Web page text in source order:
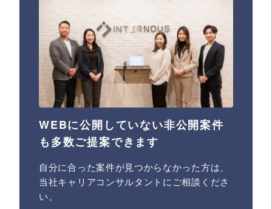
WEBに公開していない非公開案件
も多数ご提案できます
自分に合った案件が見つからなかった方は、
当社キャリアコンサルタントにご相談くださ
い。